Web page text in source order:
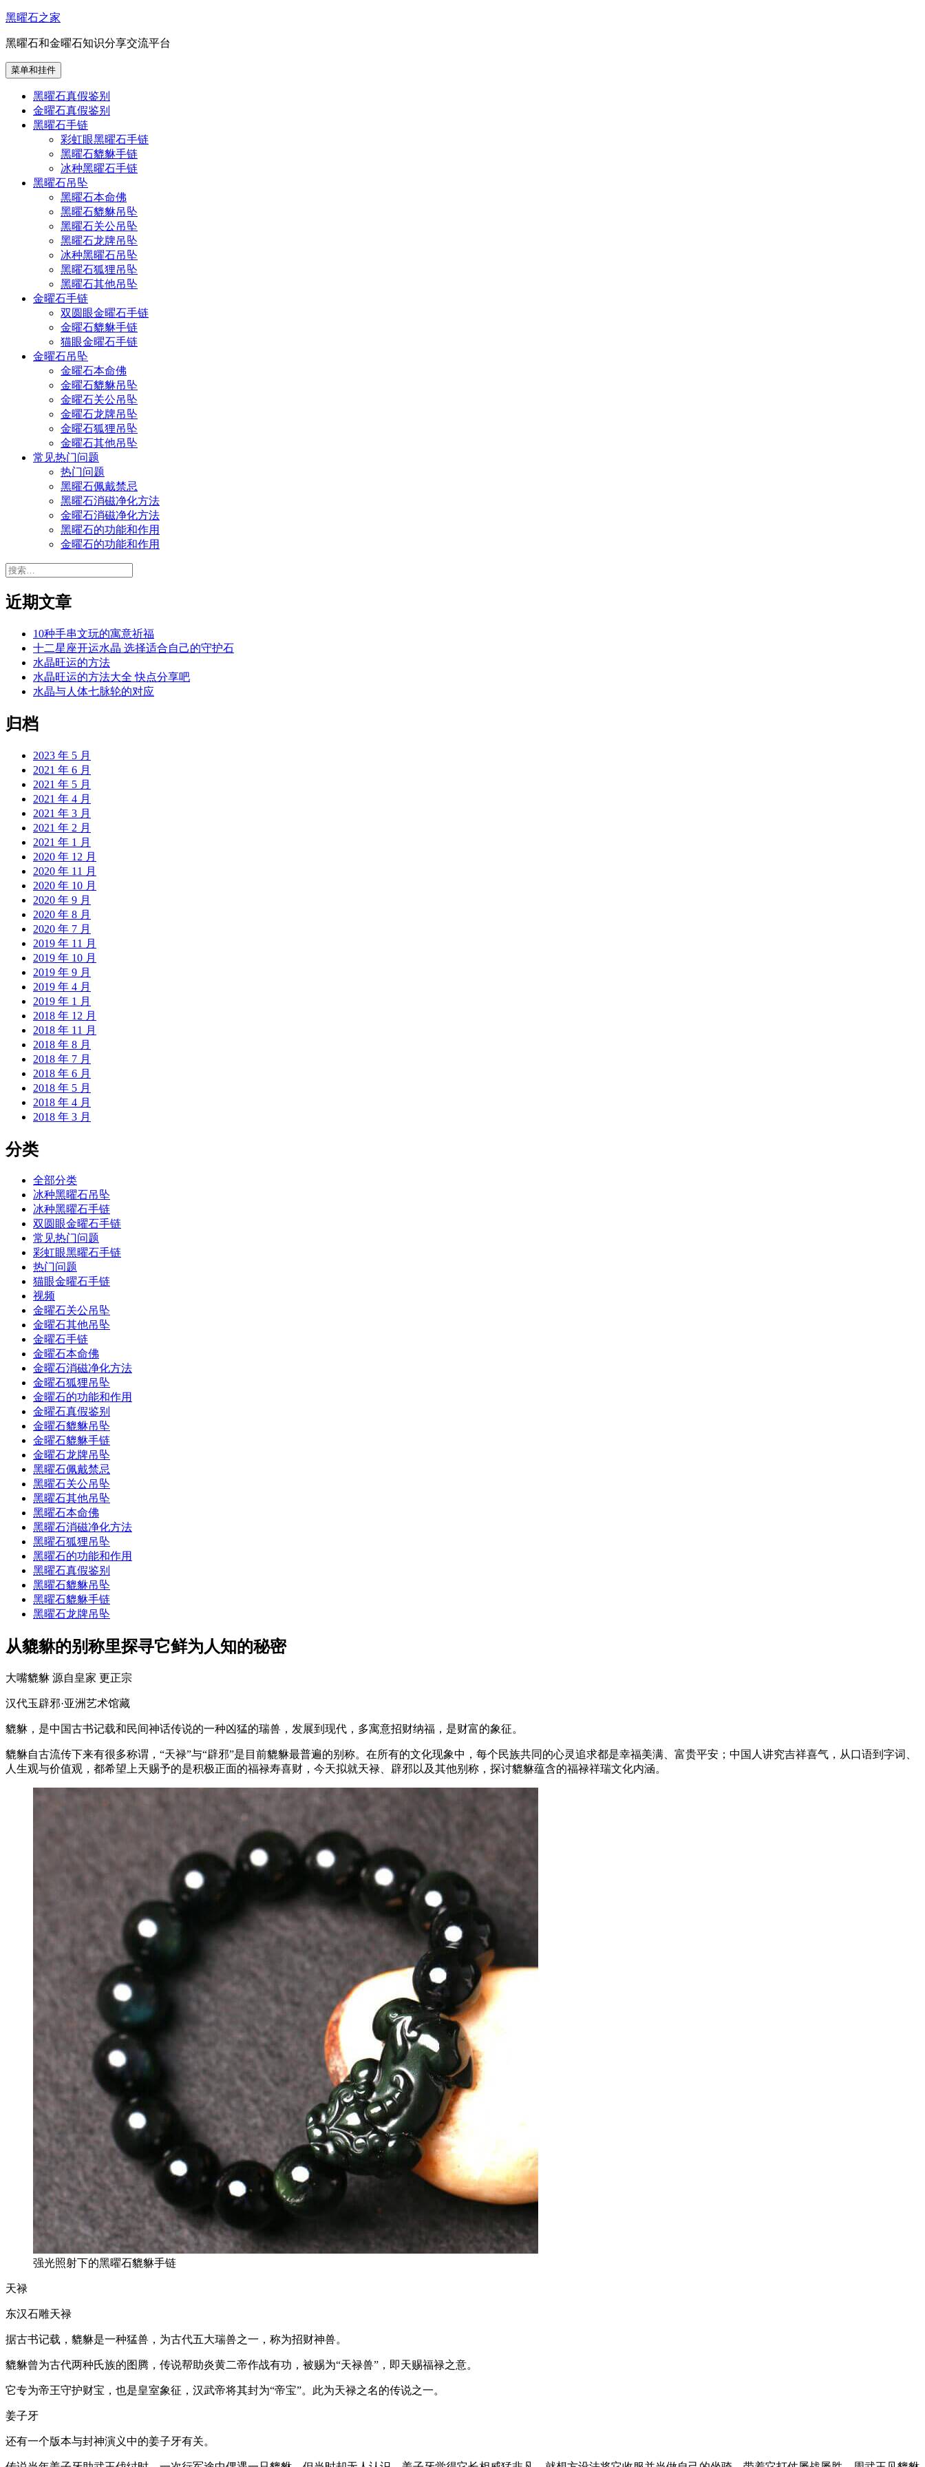
跳
内
容
黑曜石之家
黑曜石和金曜石知识分享交流平台
菜单和挂件
黑曜石真假鉴别
金曜石真假鉴别
黑曜石手链
彩虹眼黑曜石手链
黑曜石貔貅手链
冰种黑曜石手链
黑曜石吊坠
黑曜石本命佛
黑曜石貔貅吊坠
黑曜石关公吊坠
黑曜石龙牌吊坠
冰种黑曜石吊坠
黑曜石狐狸吊坠
黑曜石其他吊坠
金曜石手链
双圆眼金曜石手链
金曜石貔貅手链
猫眼金曜石手链
金曜石吊坠
金曜石本命佛
金曜石貔貅吊坠
金曜石关公吊坠
金曜石龙牌吊坠
金曜石狐狸吊坠
金曜石其他吊坠
常见热门问题
热门问题
黑曜石佩戴禁忌
黑曜石消磁净化方法
金曜石消磁净化方法
黑曜石的功能和作用
金曜石的功能和作用
搜
近期文章
10种手串文玩的寓意祈福
十二星座开运水晶 选择适合自己的守护石
水晶旺运的方法
水晶旺运的方法大全 快点分享吧
水晶与人体七脉轮的对应
归档
2023 年 5 月
2021 年 6 月
2021 年 5 月
2021 年 4 月
2021 年 3 月
2021 年 2 月
2021 年 1 月
2020 年 12 月
2020 年 11 月
2020 年 10 月
2020 年 9 月
2020 年 8 月
2020 年 7 月
2019 年 11 月
2019 年 10 月
2019 年 9 月
2019 年 4 月
2019 年 1 月
2018 年 12 月
2018 年 11 月
2018 年 8 月
2018 年 7 月
2018 年 6 月
2018 年 5 月
2018 年 4 月
2018 年 3 月
分类
全部分类
冰种黑曜石吊坠
冰种黑曜石手链
双圆眼金曜石手链
常见热门问题
彩虹眼黑曜石手链
热门问题
猫眼金曜石手链
视频
金曜石关公吊坠
金曜石其他吊坠
金曜石手链
金曜石本命佛
金曜石消磁净化方法
金曜石狐狸吊坠
金曜石的功能和作用
金曜石真假鉴别
金曜石貔貅吊坠
金曜石貔貅手链
金曜石龙牌吊坠
黑曜石佩戴禁忌
黑曜石关公吊坠
黑曜石其他吊坠
黑曜石本命佛
黑曜石消磁净化方法
黑曜石狐狸吊坠
黑曜石的功能和作用
黑曜石真假鉴别
黑曜石貔貅吊坠
黑曜石貔貅手链
黑曜石龙牌吊坠
从貔貅的别称里探寻它鲜为人知的秘密
大嘴貔貅 源自皇家 更正宗
汉代玉辟邪·亚洲艺术馆藏
貔貅，是中国古书记载和民间神话传说的一种凶猛的瑞兽，发展到现代，多寓意招财纳福，是财富的象征。
貔貅自古流传下来有很多称谓，“天禄”与“辟邪”是目前貔貅最普遍的别称。在所有的文化现象中，每个民族共同的心灵追求都是幸福美满、富贵平安；中国人讲究吉祥喜气，从口语到字词、
人生观与价值观，都希望上天赐予的是积极正面的福禄寿喜财，今天拟就天禄、辟邪以及其他别称，探讨貔貅蕴含的福禄祥瑞文化内涵。
强光照射下的黑曜石貔貅手链
天禄
东汉石雕天禄
据古书记载，貔貅是一种猛兽，为古代五大瑞兽之一，称为招财神兽。
貔貅曾为古代两种氏族的图腾，传说帮助炎黄二帝作战有功，被赐为“天禄兽”，即天赐福禄之意。
它专为帝王守护财宝，也是皇室象征，汉武帝将其封为“帝宝”。此为天禄之名的传说之一。
姜子牙
还有一个版本与封神演义中的姜子牙有关。